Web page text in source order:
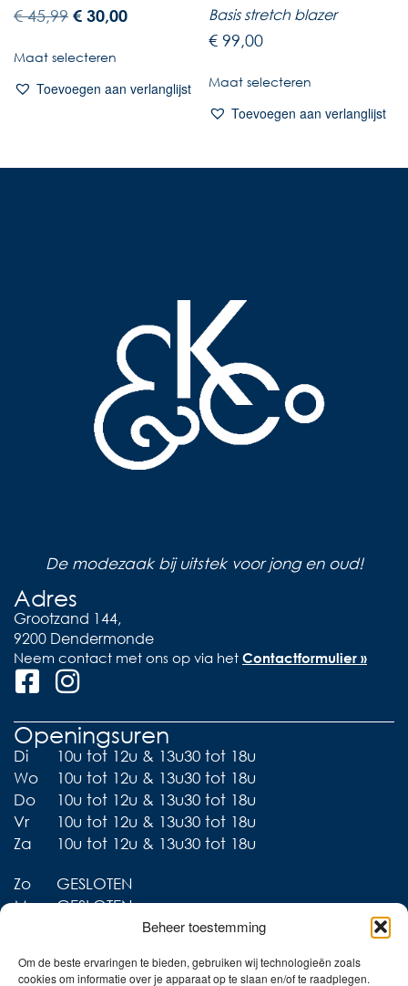
Beheer toestemming
Om de beste ervaringen te bieden, gebruiken wij technologieën zoals
cookies om informatie over je apparaat op te slaan en/of te raadplegen.
€45,99 € 30,00
Maat selecteren
Toevoegen aan verlanglijst
Basis stretch blazer
€ 99,00
Maat selecteren
Toevoegen aan verlanglijst
De modezaak bij uitstek voor jong en oud!
Adres
Grootzand 144,
9200 Dendermonde
Neem contact met ons op via het Contactformulier »
Openingsuren
Di
10u tot 12u & 13u30 tot 18u
Wo
10u tot 12u & 13u30 tot 18u
Do
10u tot 12u & 13u30 tot 18u
Vr
10u tot 12u & 13u30 tot 18u
Za
10u tot 12u & 13u30 tot 18u
Zo
GESLOTEN
Ma
GESLOTEN